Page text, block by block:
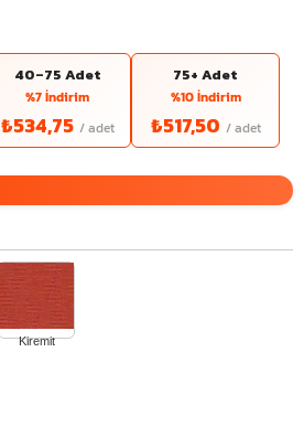
40–75 Adet
%7 İndirim
₺534,75
75+ Adet
%10 İndirim
₺517,50